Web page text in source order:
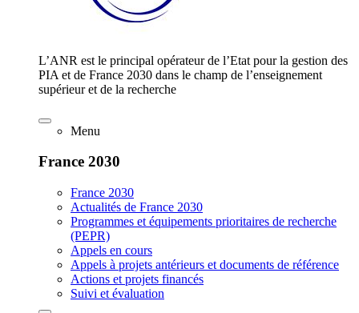
L’ANR est le principal opérateur de l’Etat pour la gestion des
PIA et de France 2030 dans le champ de l’enseignement
supérieur et de la recherche
Menu
France 2030
France 2030
Actualités de France 2030
Programmes et équipements prioritaires de recherche
(PEPR)
Appels en cours
Appels à projets antérieurs et documents de référence
Actions et projets financés
Suivi et évaluation